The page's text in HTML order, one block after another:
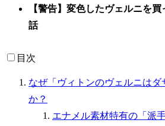
【警告】変色したヴェルニを
話
目次
なぜ「ヴィトンのヴェルニは
か？
エナメル素材特有の「派